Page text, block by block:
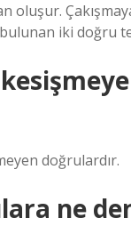
oluşur.
iki doğru
doğrulardır.
ne